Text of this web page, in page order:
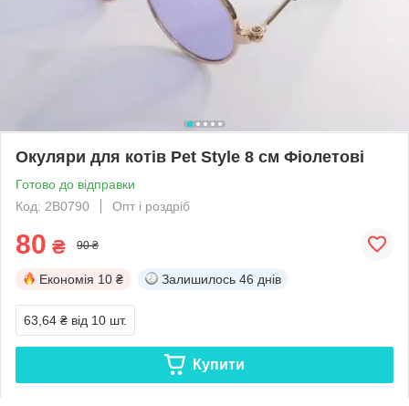
Окуляри для котів Pet Style 8 см Фіолетові
Готово до відправки
Код: 2B0790
Опт і роздріб
80 ₴ 90 ₴
Економія 10 ₴ Залишилось 46 днів
63,64 ₴ від 10 шт.
Купити